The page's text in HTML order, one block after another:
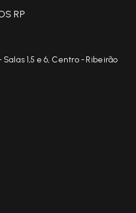
RP
1,5 e 6, Centro - Ribeirão